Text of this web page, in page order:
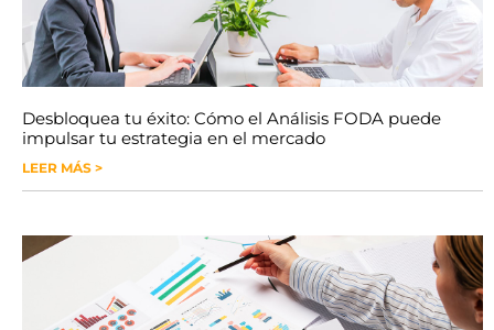
Desbloquea tu éxito: Cómo el Análisis FODA puede
impulsar tu estrategia en el mercado
LEER MÁS >